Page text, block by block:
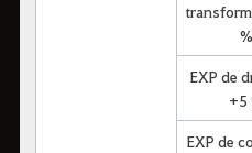
%
EXP de
+5
EXP de